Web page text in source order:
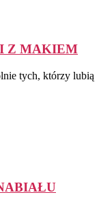
Z MAKIEM
tych, którzy lubią